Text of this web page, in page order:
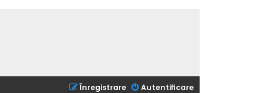
Autentificare
Înregistrare